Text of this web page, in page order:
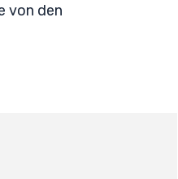
von den